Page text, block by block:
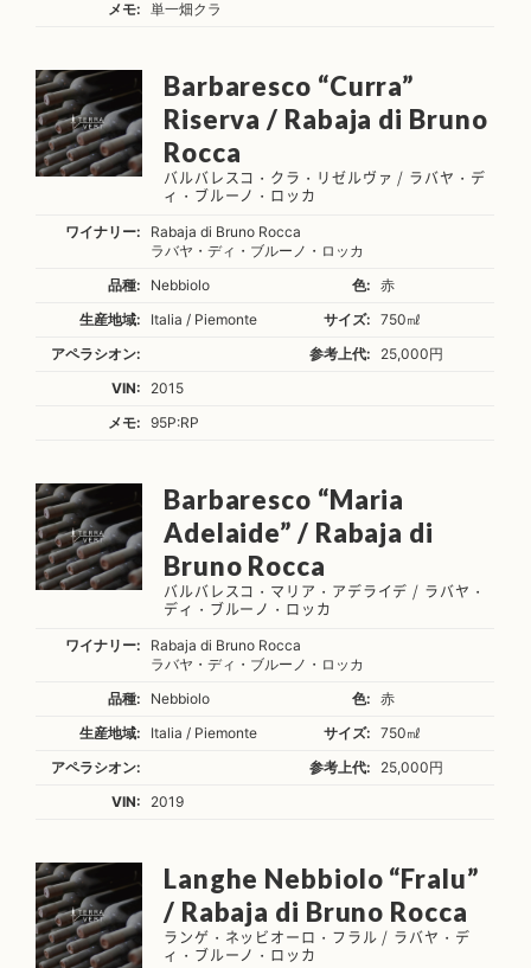
メモ: 単一畑クラ
Barbaresco “Curra”
Riserva / Rabaja di Bruno
Rocca
バルバレスコ・クラ・リゼルヴァ / ラバヤ・デ
ィ・ブルーノ・ロッカ
ワイナリー:
Rabaja di Bruno Rocca
ラバヤ・ディ・ブルーノ・ロッカ
品種:
Nebbiolo 色:
赤
生産地域:
Italia / Piemonte サイズ:
750㎖
アペラシオン:
参考上代:
25,000円
VIN:
2015
メモ:
95P:RP
Barbaresco “Maria
Adelaide” / Rabaja di
Bruno Rocca
バルバレスコ・マリア・アデライデ / ラバヤ・
ディ・ブルーノ・ロッカ
ワイナリー:
Rabaja di Bruno Rocca
ラバヤ・ディ・ブルーノ・ロッカ
品種:
Nebbiolo 色:
赤
生産地域:
Italia / Piemonte サイズ:
750㎖
アペラシオン:
参考上代:
25,000円
VIN:
2019
Langhe Nebbiolo “Fralu”
/ Rabaja di Bruno Rocca
ランゲ・ネッビオーロ・フラル / ラバヤ・デ
ィ・ブルーノ・ロッカ